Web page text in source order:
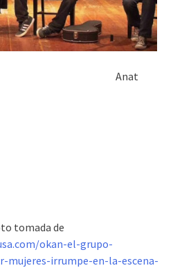
Anat
tomada de
okan-el-grupo-
mujeres-irrumpe-en-la-escena-